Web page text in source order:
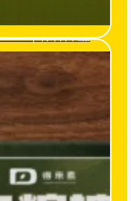
｜粽神降臨